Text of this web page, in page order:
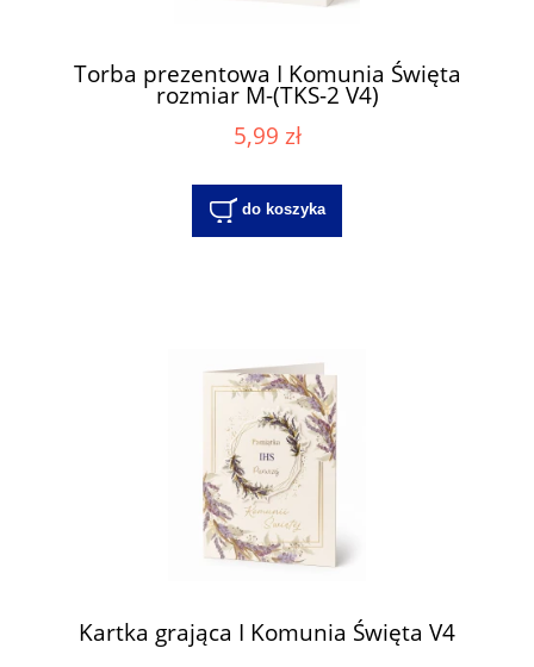
Torba prezentowa I Komunia Święta
rozmiar M-(TKS-2 V4)
5,99 zł
do koszyka
Kartka grająca I Komunia Święta V4